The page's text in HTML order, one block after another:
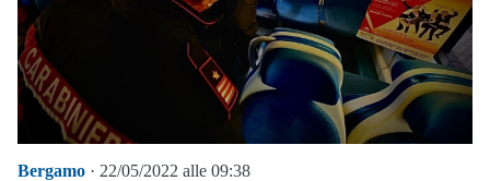
Bergamo · 22/05/2022 alle 09:38